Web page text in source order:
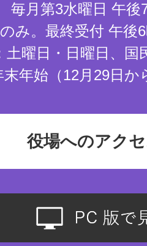
毎月第3水曜日 午後
のみ。最終受付 午
土曜日・日曜日、国
末年始（12月29日か
役場へのアク